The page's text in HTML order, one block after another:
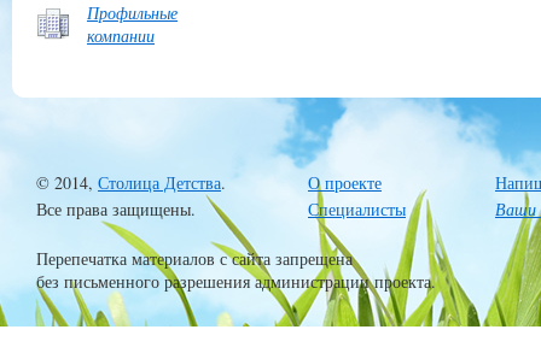
Профильные
компании
© 2014, Столица Детства.
Все права защищены.
О проекте
Специалисты
Ваши
Перепечатка материалов с сайта запрещена
без письменного разрешения администрации проекта.